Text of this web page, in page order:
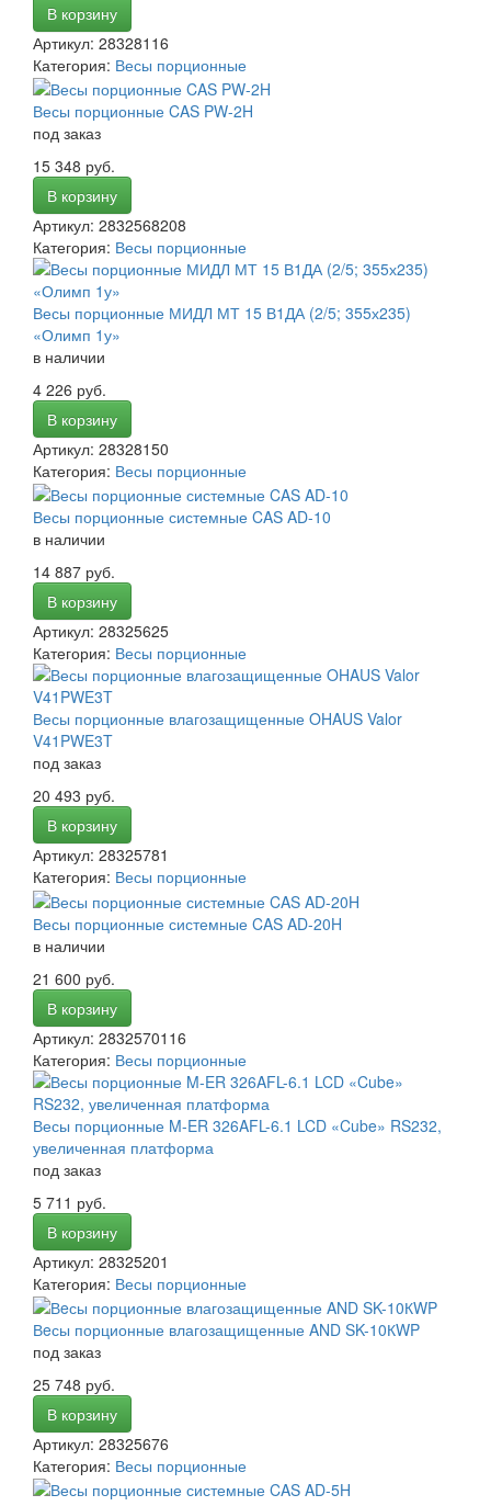
В корзину
Артикул: 28328116
Категория: Весы порционные
Весы порционные CAS PW-2H
под заказ
15 348 руб.
В корзину
Артикул: 2832568208
Категория: Весы порционные
Весы порционные МИДЛ МТ 15 В1ДА (2/5; 355х235)
«Олимп 1у»
в наличии
4 226 руб.
В корзину
Артикул: 28328150
Категория: Весы порционные
Весы порционные системные CAS AD-10
в наличии
14 887 руб.
В корзину
Артикул: 28325625
Категория: Весы порционные
Весы порционные влагозащищенные OHAUS Valor
V41PWE3T
под заказ
20 493 руб.
В корзину
Артикул: 28325781
Категория: Весы порционные
Весы порционные системные CAS AD-20H
в наличии
21 600 руб.
В корзину
Артикул: 2832570116
Категория: Весы порционные
Весы порционные M-ER 326AFL-6.1 LCD «Cube» RS232,
увеличенная платформа
под заказ
5 711 руб.
В корзину
Артикул: 28325201
Категория: Весы порционные
Вeсы порционные влагозащищенные AND SK-10КWP
под заказ
25 748 руб.
В корзину
Артикул: 28325676
Категория: Весы порционные